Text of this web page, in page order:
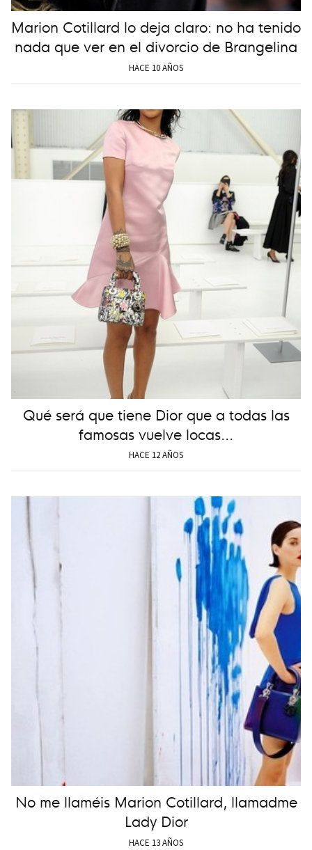
Marion Cotillard lo deja claro: no ha tenido
nada que ver en el divorcio de Brangelina
HACE 10 AÑOS
Qué será que tiene Dior que a todas las
famosas vuelve locas...
HACE 12 AÑOS
No me llaméis Marion Cotillard, llamadme
Lady Dior
HACE 13 AÑOS